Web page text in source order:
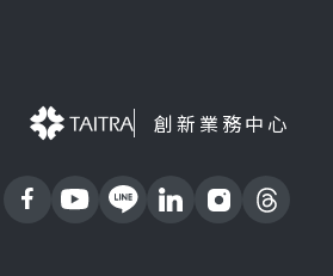
創新業務中心